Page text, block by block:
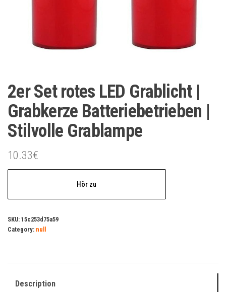
2er Set rotes LED Grablicht |
Grabkerze Batteriebetrieben |
Stilvolle Grablampe
10.33€
Hör zu
SKU: 15c253d75a59
Category: null
Description